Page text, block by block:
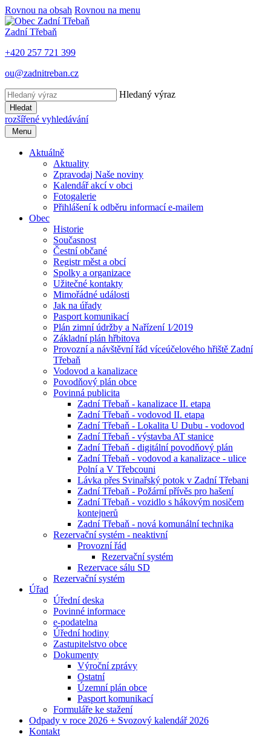
Rovnou na obsah Rovnou na menu
Zadní Třebaň
+420 257 721 399
ou@zadnitreban.cz
Hledaný výraz
Hledat
rozšířené vyhledávání
Menu
Aktuálně
Aktuality
Zpravodaj Naše noviny
Kalendář akcí v obci
Fotogalerie
Přihlášení k odběru informací e-mailem
Obec
Historie
Současnost
Čestní občané
Registr měst a obcí
Spolky a organizace
Užitečné kontakty
Mimořádné události
Jak na úřady
Pasport komunikací
Plán zimní údržby a Nařízení 1⁄2019
Základní plán hřbitova
Provozní a návštěvní řád víceúčelového hřiště Zadní
Třebaň
Vodovod a kanalizace
Povodňový plán obce
Povinná publicita
Zadní Třebaň - kanalizace II. etapa
Zadní Třebaň - vodovod II. etapa
Zadní Třebaň - Lokalita U Dubu - vodovod
Zadní Třebaň - výstavba AT stanice
Zadní Třebaň - digitální povodňový plán
Zadní Třebaň - vodovod a kanalizace - ulice
Polní a V Třebcouni
Lávka přes Svinařský potok v Zadní Třebani
Zadní Třebaň - Požární přívěs pro hašení
Zadní Třebaň - vozidlo s hákovým nosičem
kontejnerů
Zadní Třebaň - nová komunální technika
Rezervační systém - neaktivní
Provozní řád
Rezervační systém
Rezervace sálu SD
Rezervační systém
Úřad
Úřední deska
Povinné informace
e-podatelna
Úřední hodiny
Zastupitelstvo obce
Dokumenty
Výroční zprávy
Ostatní
Územní plán obce
Pasport komunikací
Formuláře ke stažení
Odpady v roce 2026 + Svozový kalendář 2026
Kontakt